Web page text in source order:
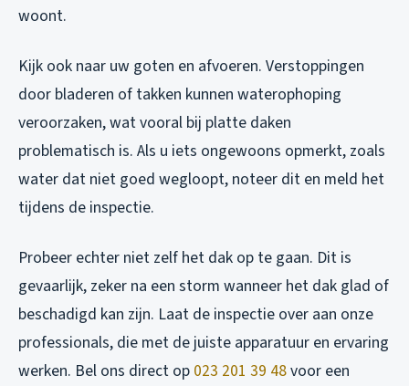
woont.
Kijk ook naar uw goten en afvoeren. Verstoppingen
door bladeren of takken kunnen waterophoping
veroorzaken, wat vooral bij platte daken
problematisch is. Als u iets ongewoons opmerkt, zoals
water dat niet goed wegloopt, noteer dit en meld het
tijdens de inspectie.
Probeer echter niet zelf het dak op te gaan. Dit is
gevaarlijk, zeker na een storm wanneer het dak glad of
beschadigd kan zijn. Laat de inspectie over aan onze
professionals, die met de juiste apparatuur en ervaring
werken. Bel ons direct op 023 201 39 48voor een